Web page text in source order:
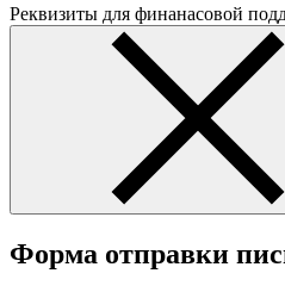
Реквизиты для финанасовой
Форма отправки